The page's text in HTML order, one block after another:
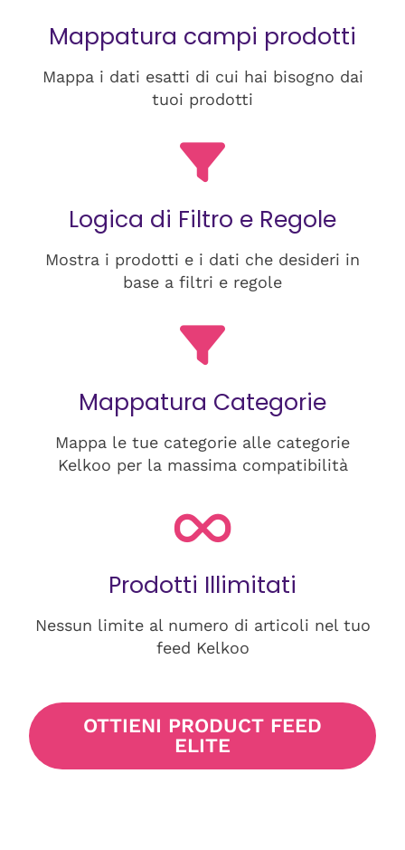
Mappatura campi prodotti
Mappa i dati esatti di cui hai bisogno dai
tuoi prodotti
Logica di Filtro e Regole
Mostra i prodotti e i dati che desideri in
base a filtri e regole
Mappatura Categorie
Mappa le tue categorie alle categorie
Kelkoo per la massima compatibilità
Prodotti Illimitati
Nessun limite al numero di articoli nel tuo
feed Kelkoo
OTTIENI PRODUCT FEED
ELITE